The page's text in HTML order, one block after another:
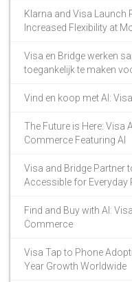
Klarna and Visa Launch
Increased Flexibility at
Visa en Bridge werken
toegankelijk te maken
Vind en koop met AI:
The Future is Here: Visa
Commerce Featuring AI
Visa and Bridge Partner
Accessible for Everyday
Find and Buy with AI:
Commerce
Visa Tap to Phone
Year Growth Worldwide